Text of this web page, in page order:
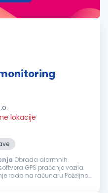
lokacije
Obrada alarmnih
GPS praćenje vozila